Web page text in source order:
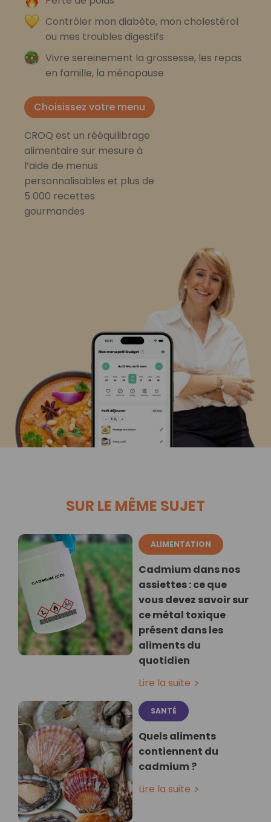
Contrôler mon diabète, mon cholestérol
ou mes troubles digestifs
Vivre sereinement la grossesse, les repas
en famille, la ménopause
Choisissez votre menu
CROQ est un rééquilibrage
alimentaire sur mesure à
l’aide de menus
personnalisables et plus de
5 000 recettes
gourmandes
SUR LE MÊME SUJET
ALIMENTATION
Cadmium dans nos
assiettes : ce que
vous devez savoir sur
ce métal toxique
présent dans les
aliments du
quotidien
Lire la suite
SANTÉ
Quels aliments
contiennent du
cadmium ?
Lire la suite